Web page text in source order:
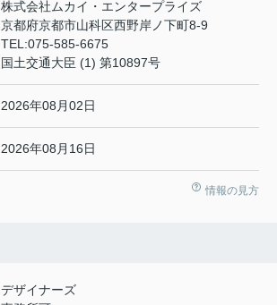
株式会社ムカイ・エンタープライズ
京都府京都市山科区西野岸ノ下町8-9
TEL:075-585-6675
国土交通大臣 (1) 第10897号
2026年08月02日
2026年08月16日
情報の見方
デザイナーズ